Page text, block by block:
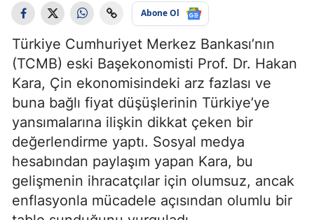
Abone Ol
Türkiye Cumhuriyet Merkez Bankası’nın
(TCMB) eski Başekonomisti Prof. Dr. Hakan
Kara, Çin ekonomisindeki arz fazlası ve
buna bağlı fiyat düşüşlerinin Türkiye’ye
yansımalarına ilişkin dikkat çeken bir
değerlendirme yaptı. Sosyal medya
hesabından paylaşım yapan Kara, bu
gelişmenin ihracatçılar için olumsuz, ancak
enflasyonla mücadele açısından olumlu bir